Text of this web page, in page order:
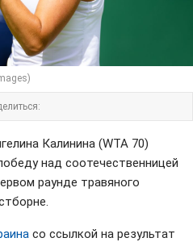
Калинина (WTA 70)
над соотечественницей
раунде травяного
со ссылкой на результат